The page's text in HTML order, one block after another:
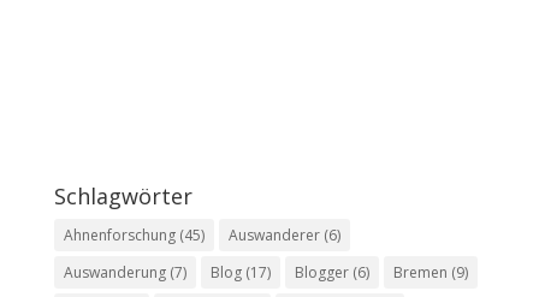
Schlagwörter
Ahnenforschung(45) Auswanderer(6)
Auswanderung(7) Blog(17) Blogger(6) Bremen (9)